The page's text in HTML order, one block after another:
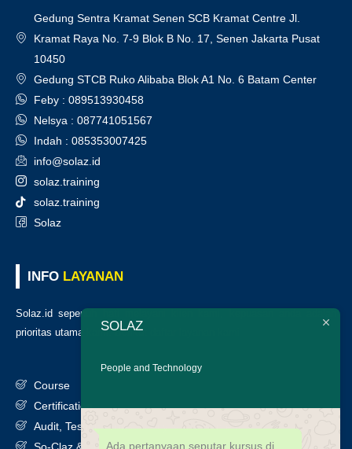
Gedung Sentra Kramat Senen SCB Kramat Centre Jl.
Kramat Raya No. 7-9 Blok B No. 17, Senen Jakarta Pusat
10450
Gedung STCB Ruko Alibaba Blok A1 No. 6 Batam Center
Feby : 089513930458
Nelsya : 087741051567
Indah : 085353007425
info@solaz.id
solaz.training
solaz.training
Solaz
INFO LAYANAN
Solaz.id sepenuh hati melayani klien kami, kepuasan anda adalah
prioritas utama kami. Berikut daftar layanan kami
Course
Certification
Audit, Testing, Consultancy & Assessment
SOLAZ
People and Technology
Ada pertanyaan seputar kursus di